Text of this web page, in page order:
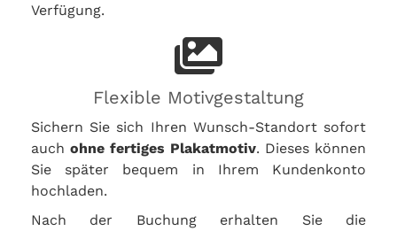
Verfügung.
Flexible Motivgestaltung
Sichern Sie sich Ihren Wunsch-Standort sofort
auch ohne fertiges Plakatmotiv. Dieses können
Sie später bequem in Ihrem Kundenkonto
hochladen.
Nach der Buchung erhalten Sie die